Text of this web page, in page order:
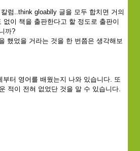
럼..think gloablly 글을 모두 합치면 거의
이 책을 출판한다고 할 정도로 출판이
까?
했었을 거라는 것을 한 번쯤은 생각해보
터 영어를 배웠는지 나와 있습니다. 또
적이 전혀 없었단 것을 알 수 있습니다.